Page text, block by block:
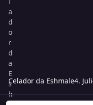
Celador da Eshmale4. Juli
Das Unmoralische Angebot